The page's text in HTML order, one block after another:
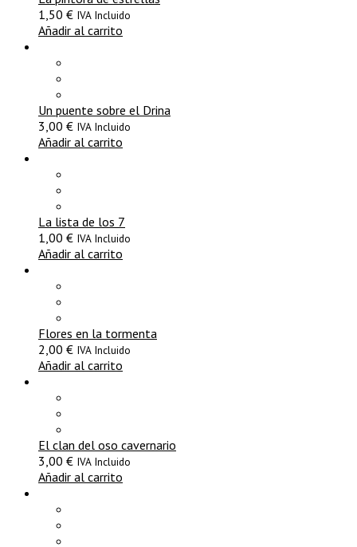
1,50 € IVA Incluido
Añadir al carrito
Un puente sobre el Drina
3,00 € IVA Incluido
Añadir al carrito
La lista de los 7
1,00 € IVA Incluido
Añadir al carrito
Flores en la tormenta
2,00 € IVA Incluido
Añadir al carrito
El clan del oso cavernario
3,00 € IVA Incluido
Añadir al carrito